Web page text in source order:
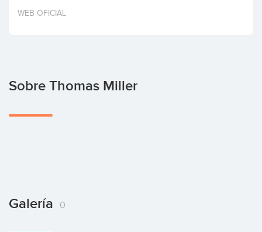
Invertir
WEB OFICIAL
Sobre Thomas Miller
Galería 0